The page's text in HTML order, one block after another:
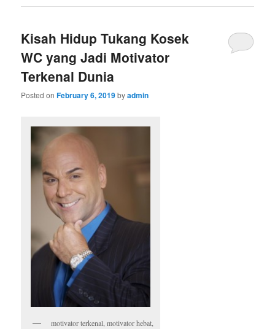
Kisah Hidup Tukang Kosek
WC yang Jadi Motivator
Terkenal Dunia
Posted onFebruary 6, 2019byadmin
motivator terkenal, motivator hebat,